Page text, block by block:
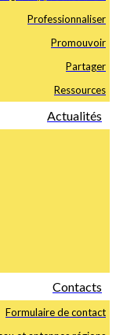
Professionnaliser
Promouvoir
Partager
Ressources
Actualités
Contacts
Formulaire de contact